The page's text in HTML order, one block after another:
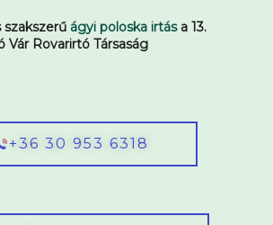
szakszerű ágyi poloska irtása 13.
Vár Rovarirtó Társaság
+36 30 953 6318